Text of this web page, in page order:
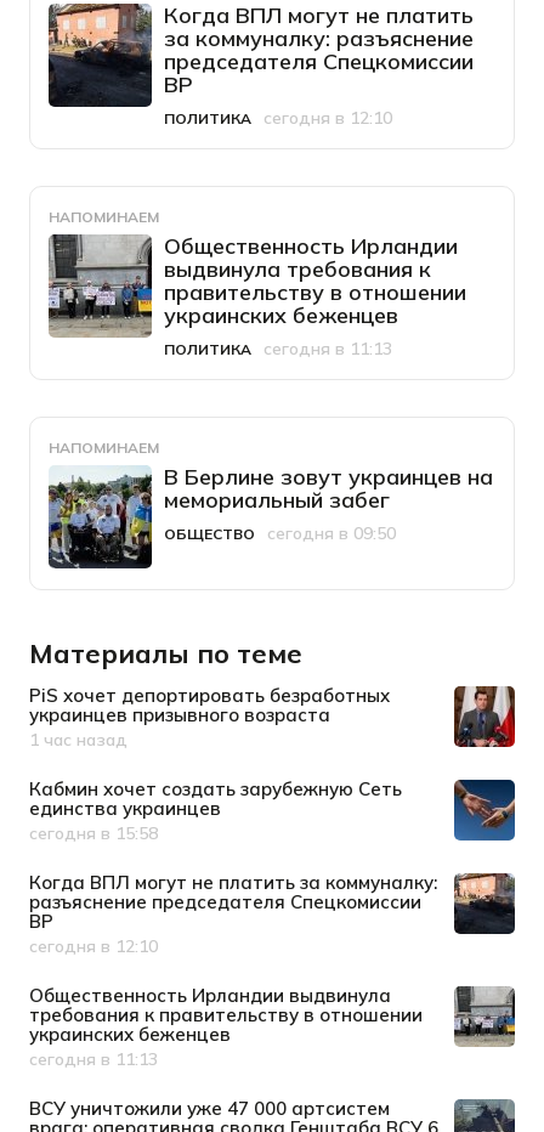
Когда ВПЛ могут не платить
за коммуналку: разъяснение
председателя Спецкомиссии
ВР
Категория
ПОЛИТИКА
Дата публикации
сегодня в 12:10
НАПОМИНАЕМ
Общественность Ирландии
выдвинула требования к
правительству в отношении
украинских беженцев
Категория
ПОЛИТИКА
Дата публикации
сегодня в 11:13
НАПОМИНАЕМ
В Берлине зовут украинцев на
мемориальный забег
Категория
ОБЩЕСТВО
Дата публикации
сегодня в 09:50
Материалы по теме
PiS хочет депортировать безработных
украинцев призывного возраста
Дата публикации
1 час назад
Кабмин хочет создать зарубежную Сеть
единства украинцев
Дата публикации
сегодня в 15:58
Когда ВПЛ могут не платить за коммуналку:
разъяснение председателя Спецкомиссии
ВР
Дата публикации
сегодня в 12:10
Общественность Ирландии выдвинула
требования к правительству в отношении
украинских беженцев
Дата публикации
сегодня в 11:13
ВСУ уничтожили уже 47 000 артсистем